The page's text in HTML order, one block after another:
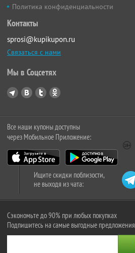
Политика конфиденциальности
Контакты
sprosi@kupikupon.ru
Связаться с нами
Мы в Соцсетях
Все наши купоны доступны
через Мобильное Приложение:
Ищите скидки поблизости,
не выходя из чата:
Сэкономьте до 90% при любых покупках
Подпишитесь на самые выгодные предложения